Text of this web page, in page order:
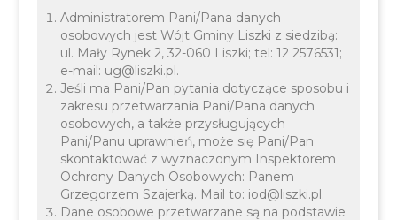
Zespoły i inicjatywy kultularne
Gminna Orkiestra Dęta w Liszkach
Zespół Pieśni i Tańca "Ziemia Lisiecka"
Chór Vox Nicolai
Administratorem Pani/Pana danych
osobowych jest Wójt Gminy Liszki z siedzibą:
ul. Mały Rynek 2, 32-060 Liszki; tel: 12 2576531;
e-mail: ug@liszki.pl.
Jeśli ma Pani/Pan pytania dotyczące sposobu i
zakresu przetwarzania Pani/Pana danych
osobowych, a także przysługujących
Pani/Panu uprawnień, może się Pani/Pan
skontaktować z wyznaczonym Inspektorem
Ochrony Danych Osobowych: Panem
Grzegorzem Szajerką. Mail to: iod@liszki.pl.
Dane osobowe przetwarzane są na podstawie